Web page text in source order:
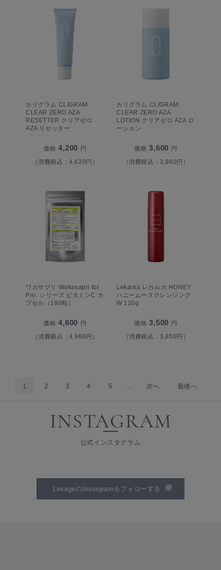
カリグラム CLIGRAM
CLEAR ZERO AZA
RESETTER クリアゼロ
AZA リセッター
価格 4,200 円
（消費税込：4,620円）
カリグラム CLIGRAM
CLEAR ZERO AZA
LOTION クリアゼロ AZA ロ
ーション
価格 3,600 円
（消費税込：3,960円）
ワカサプリ Wakasapri for
Pro. シリーズ ビタミンC カ
プセル（180粒）
価格 4,600 円
（消費税込：4,968円）
Lekarka レカルカ HONEY
ハニームースクレンジング
W 120g
価格 3,500 円
（消費税込：3,850円）
1 2 3 4 5 次へ 最後へ
INSTAGRAM
公式インスタグラム
LesageのInstagramをフォローする